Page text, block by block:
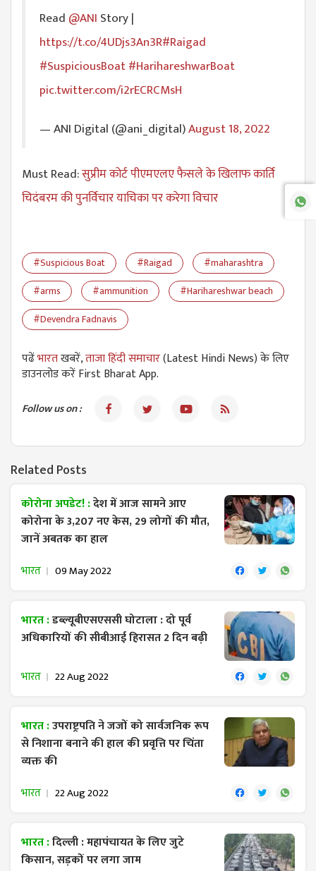
Read @ANI Story |
https://t.co/4UDjs3An3R#Raigad
#SuspiciousBoat#HarihareshwarBoat
pic.twitter.com/i2rECRCMsH
— ANI Digital (@ani_digital)August 18, 2022
Must Read:सुप्रीम कोर्ट पीएमएलए फैसले के खिलाफ कार्ति
चिदंबरम की पुनर्विचार याचिका पर करेगा विचार
#Suspicious Boat #Raigad
#maharashtra
#arms
#ammunition
#Harihareshwar beach
#Devendra Fadnavis
पढेंभारतखबरें,ताजा हिंदी समाचार(Latest Hindi News) के लिए
डाउनलोड करें First Bharat App.
Follow us on :
Related Posts
कोरोना अपडेट! :देश में आज सामने आए
कोरोना के 3,207 नए केस, 29 लोगों की मौत,
जानें अबतक का हाल
भारत 09 May 2022
भारत :डब्ल्यूबीएसएससी घोटाला : दो पूर्व
अधिकारियों की सीबीआई हिरासत 2 दिन बढ़ी
भारत 22 Aug 2022
भारत :उपराष्ट्रपति ने जजों को सार्वजनिक रूप
से निशाना बनाने की हाल की प्रवृत्ति पर चिंता
व्यक्त की
भारत 22 Aug 2022
भारत :दिल्ली : महापंचायत के लिए जुटे
किसान, सड़कों पर लगा जाम